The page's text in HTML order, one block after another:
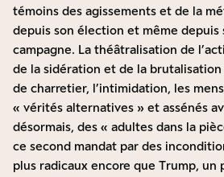
témoins des agissements et de la
depuis son élection et même depuis
campagne. La théâtralisation de
de la sidération et de la
de charretier, l’intimidation, les
« vérités alternatives » et assénés
désormais, des « adultes dans la
ce second mandat par des
plus radicaux encore que Trump, un